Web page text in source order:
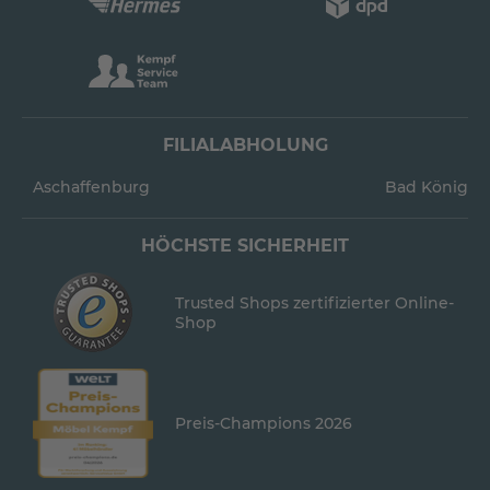
FILIALABHOLUNG
Aschaffenburg Bad König
HÖCHSTE SICHERHEIT
Trusted Shops zertifizierter Online-
Shop
Preis-Champions 2026